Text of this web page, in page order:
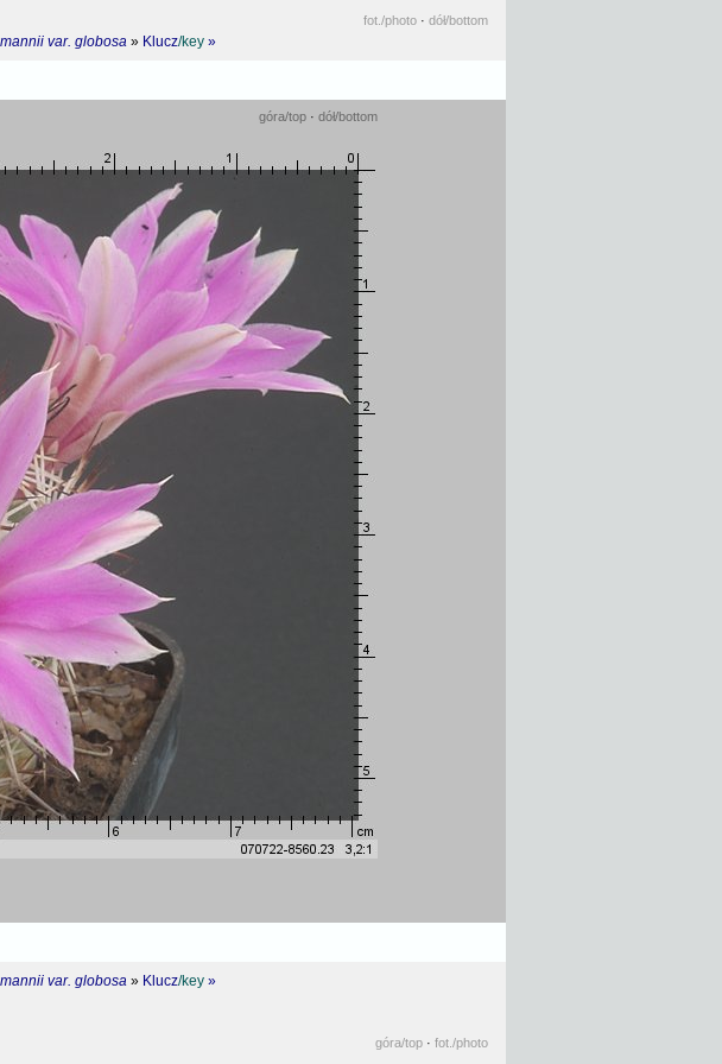
fot. /photo· dół/bottom
var. globosa » Klucz/key »
góra/top ·dół/bottom
var. globosa » Klucz/key »
góra/top· fot. /photo